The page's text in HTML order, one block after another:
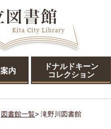
内
ドナルドキーン
コレクション
図書館一覧> 滝野川図書館